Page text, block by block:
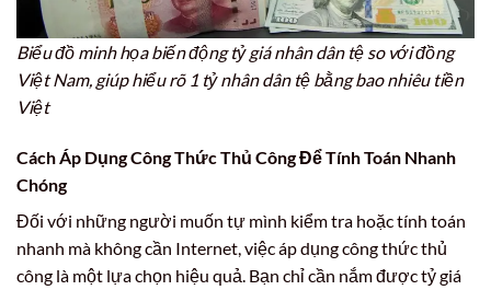
Biểu đồ minh họa biến động tỷ giá nhân dân tệ so với đồng
Việt Nam, giúp hiểu rõ 1 tỷ nhân dân tệ bằng bao nhiêu tiền
Việt
Cách Áp Dụng Công Thức Thủ Công Để Tính Toán Nhanh
Chóng
Đối với những người muốn tự mình kiểm tra hoặc tính toán
nhanh mà không cần Internet, việc áp dụng công thức thủ
công là một lựa chọn hiệu quả. Bạn chỉ cần nắm được tỷ giá